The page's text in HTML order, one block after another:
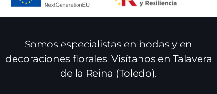
Somos especialistas en bodas y en
decoraciones florales. Visítanos en Talavera
de la Reina (Toledo).